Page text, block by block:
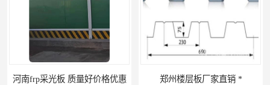
郑州楼层板厂家直销 *